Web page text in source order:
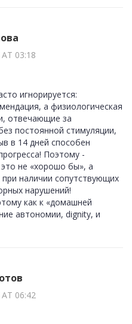
03:18
игнорируется:
а физиологическая
отвечающие за
постоянной стимуляции,
в 14 дней способен
Поэтому -
не «хорошо бы», а
наличии сопутствующих
нарушений!
как к «домашней
автономии, dignity, и
06:42